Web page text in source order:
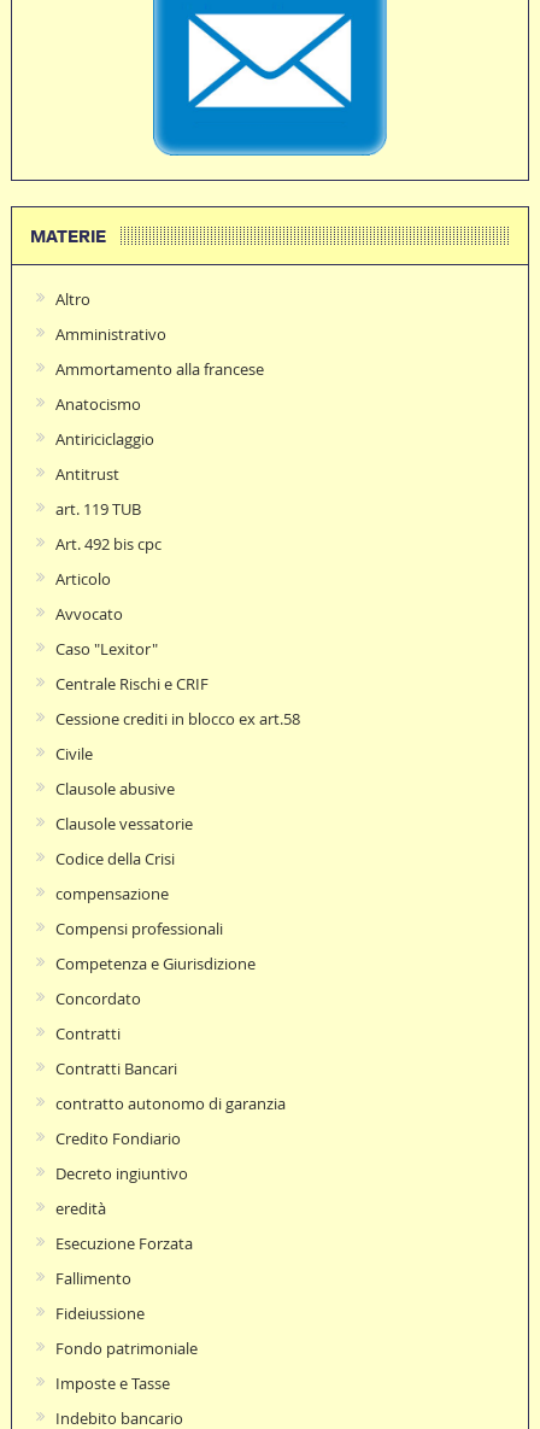
MATERIE
Altro
Amministrativo
Ammortamento alla francese
Anatocismo
Antiriciclaggio
Antitrust
art. 119 TUB
Art. 492 bis cpc
Articolo
Avvocato
Caso "Lexitor"
Centrale Rischi e CRIF
Cessione crediti in blocco ex art.58
Civile
Clausole abusive
Clausole vessatorie
Codice della Crisi
compensazione
Compensi professionali
Competenza e Giurisdizione
Concordato
Contratti
Contratti Bancari
contratto autonomo di garanzia
Credito Fondiario
Decreto ingiuntivo
eredità
Esecuzione Forzata
Fallimento
Fideiussione
Fondo patrimoniale
Imposte e Tasse
Indebito bancario